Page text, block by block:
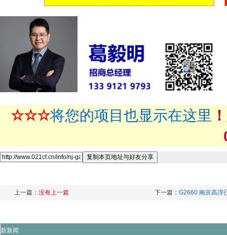
☆☆☆将您的项目也显示在这里
上一篇： 没有上一篇 下一篇： G2660 南京高淳
新新闻